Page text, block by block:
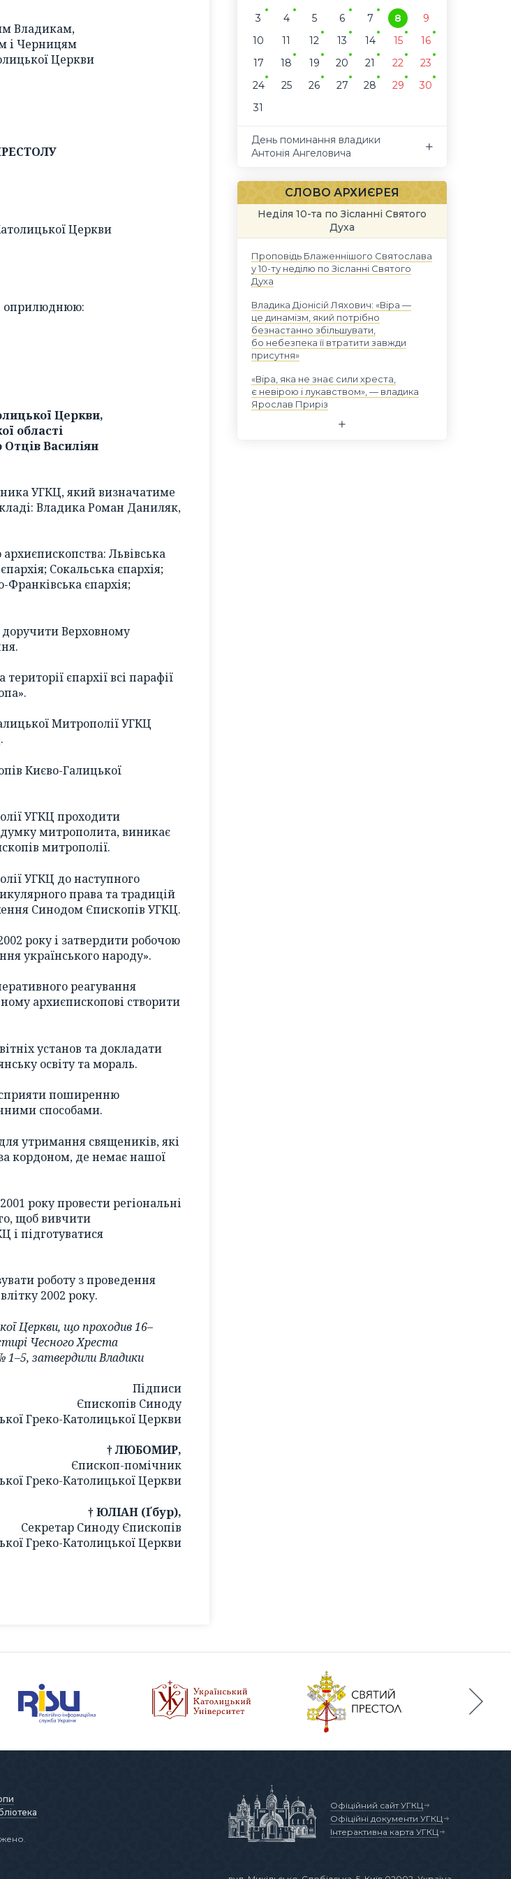
Владикам,
і Черницям
Церкви
Церкви
оприлюднюю:
Церкви,
області
Василіян
УГКЦ, який визначатиме
Владика Роман Даниляк,
Львівська
Сокальська єпархія;
Франківська єпархія;
Верховному
єпархії всі парафії
Митрополії УГКЦ
Києво-Галицької
УГКЦ проходити
митрополита, виникає
митрополії.
УГКЦ до наступного
права та традицій
Синодом Єпископів УГКЦ.
року і затвердити робочою
українського народу».
реагування
архиєпископові створити
установ та докладати
освіту та мораль.
сприяти поширенню
способами.
утримання священиків, які
кордоном, де немає нашої
року провести регіональні
щоб вивчити
і підготуватися
роботу з проведення
2002 року.
Церкви, що проходив 16–
Чесного Хреста
1–5, затвердили Владики
Підписи
Єпископів Синоду
Греко-Католицької Церкви
† ЛЮБОМИР,
Єпископ-помічник
Греко-Католицької Церкви
† ЮЛІАН (Ґбур),
Секретар Синоду Єпископів
Греко-Католицької Церкви
3
4 5 6 7 8
9
10
11 12 13 14 15
16
17
18 19 20 21 22
23
24
25 26 27 28 29
30
31
День поминання владики
Антонія Ангеловича
СЛОВО АРХИЄРЕЯ
Неділя 10-та по Зісланні Святого
Духа
Проповідь Блаженнішого Святослава
у 10-ту неділю по Зісланні Святого
Духа
Владика Діонісій Ляхович: «Віра —
це динамізм, який потрібно
безнастанно збільшувати,
бо небезпека її втратити завжди
присутня»
«Віра, яка не знає сили хреста,
є невірою і лукавством», — владика
Ярослав Приріз
Офіційний сайт УГКЦ
Офіційні документи УГКЦ
Інтерактивна карта УГКЦ